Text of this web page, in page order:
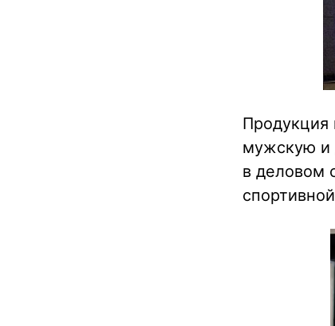
Продукция
мужскую и
в деловом